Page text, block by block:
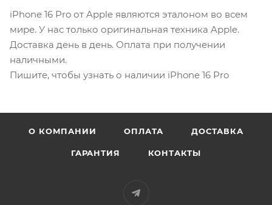
iPhone 16 Pro от Apple являются эталоном во всем
мире. У нас только оригинальная техника Apple.
Доставка день в день. Оплата при получении
наличными.
Пишите, чтобы узнать о наличии iPhone 16 Pro
О КОМПАНИИ ОПЛАТА ДОСТАВКА
ГАРАНТИЯ КОНТАКТЫ